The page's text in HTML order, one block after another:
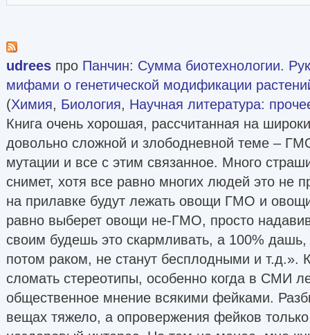
udrees про Панчин: Сумма биотехнологии.
мифами о генетической модификации
(Химия, Биология, Научная литература:
Книга очень хорошая, рассчитанная на
довольно сложной и злободневной теме –
мутации и все с этим связанное. Много
снимет, хотя все равно многих людей это не
на прилавке будут лежать овощи ГМО и
равно выберет овощи не-ГМО, просто
своим будешь это скармливать, а 100%
потом раком, не станут бесплодными и т.д.».
сломать стереотипы, особенно когда в СМИ
общественное мнение всякими фейками.
вещах тяжело, а опровержения фейков